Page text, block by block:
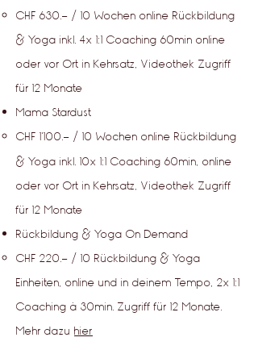
CHF 630.- / 10 Wochen online Rückbildung
& Yoga inkl. 4x 1:1 Coaching 60min online
oder vor Ort in Kehrsatz, Videothek Zugriff
für 12 Monate
Mama Stardust
CHF 1'100.- / 10 Wochen online Rückbildung
& Yoga inkl. 10x 1:1 Coaching 60min, online
oder vor Ort in Kehrsatz, Videothek Zugriff
für 12 Monate
Rückbildung & Yoga On Demand
​CHF 220.- / 10 Rückbildung & Yoga
Einheiten​, online und in deinem Tempo, 2x 1:1
Coaching à 30min. Zugriff für 12 Monate.
Mehr dazu hier